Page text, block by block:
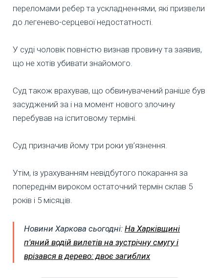
переломами ребер та ускладненнями, які призвели
до легенево-серцевої недостатності.
У суді чоловік повністю визнав провину та заявив,
що не хотів убивати знайомого.
Суд також врахував, що обвинувачений раніше був
засуджений за і на момент нового злочину
перебував на іспитовому терміні.
Суд призначив йому три роки ув’язнення.
Утім, із урахуванням невідбутого покарання за
попереднім вироком остаточний термін склав 5
років і 5 місяців.
Новини Харкова сьогодні: На Харківщині
п'яний водій вилетів на зустрічну смугу і
врізався в дерево: двоє загиблих